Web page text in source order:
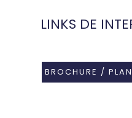
LINKS DE
BROCHURE /